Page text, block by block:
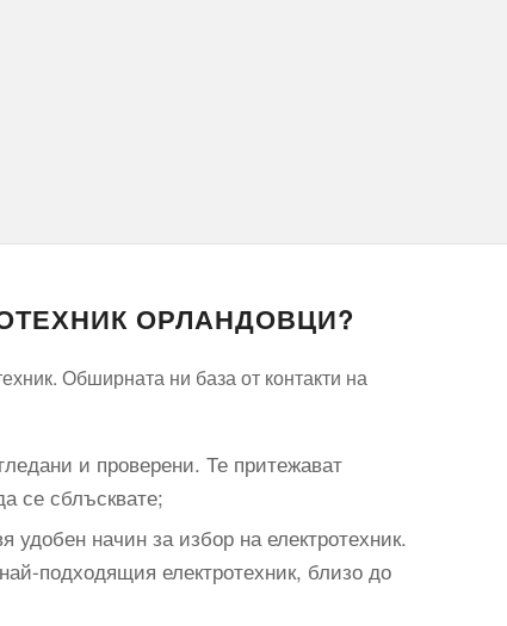
ОРЛАНДОВЦИ?
Обширната ни база от контакти на
и проверени. Те притежават
се сблъсквате;
начин за избор на електротехник.
подходящия електротехник, близо до